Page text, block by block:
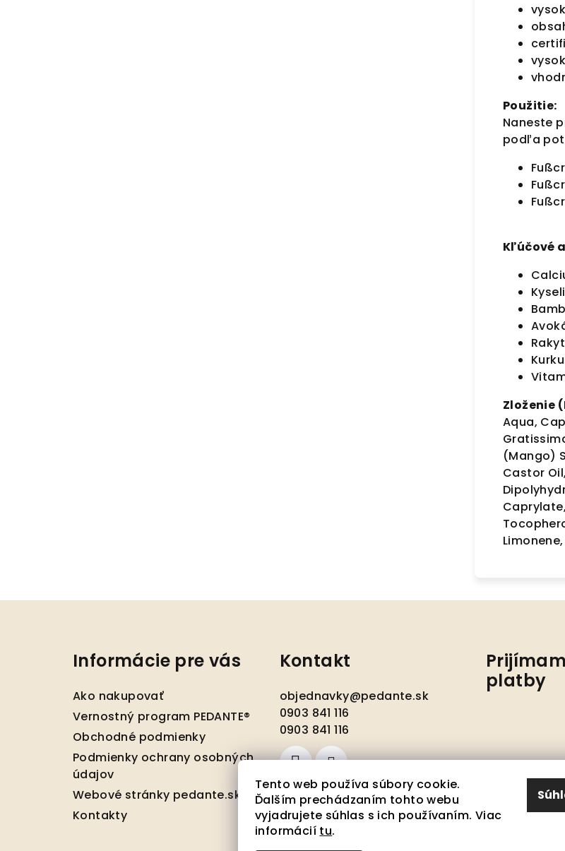
Tento web používa súbory cookie.
Ďalším prechádzaním tohto webu
vyjadrujete súhlas s ich používaním. Viac
informácií tu.
Použitie:
Naneste
podľa
Kľúčové
Zloženie
Aqua,
(Mango)
Castor
Informácie pre vás
Ako nakupovať
Vernostný program PEDANTE®
Obchodné podmienky
Podmienky ochrany osobných
údajov
Webové stránky pedante.sk
Kontakty
Kontakt
objednavky@pedante.sk
0903 841 116
0903 841 116
platby